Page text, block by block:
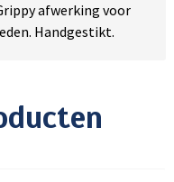
afwerking voor
Handgestikt.